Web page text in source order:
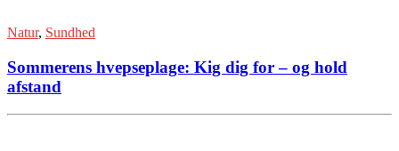
Natur, Sundhed
Sommerens hvepseplage: Kig dig for – og hold
afstand